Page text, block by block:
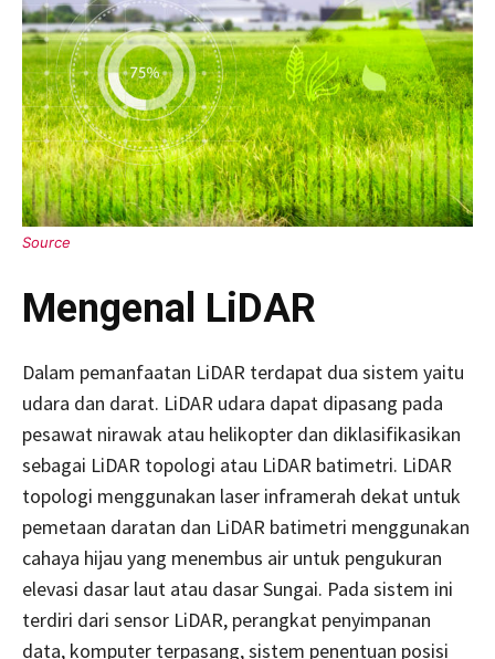
Mengenal LiDAR
Dalam pemanfaatan LiDAR terdapat dua sistem yaitu
udara dan darat. LiDAR udara dapat dipasang pada
pesawat nirawak atau helikopter dan diklasifikasikan
sebagai LiDAR topologi atau LiDAR batimetri. LiDAR
topologi menggunakan laser inframerah dekat untuk
pemetaan daratan dan LiDAR batimetri menggunakan
cahaya hijau yang menembus air untuk pengukuran
elevasi dasar laut atau dasar Sungai. Pada sistem ini
terdiri dari sensor LiDAR, perangkat penyimpanan
data, komputer terpasang, sistem penentuan posisi